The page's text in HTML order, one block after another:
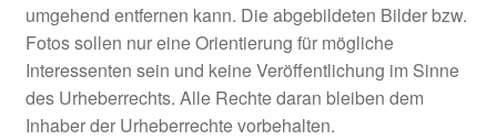
umgehend entfernen kann. Die abgebildeten Bilder bzw.
Fotos sollen nur eine Orientierung für mögliche
Interessenten sein und keine Veröffentlichung im Sinne
des Urheberrechts. Alle Rechte daran bleiben dem
Inhaber der Urheberrechte vorbehalten.